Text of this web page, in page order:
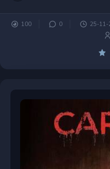
100 0 25-11-